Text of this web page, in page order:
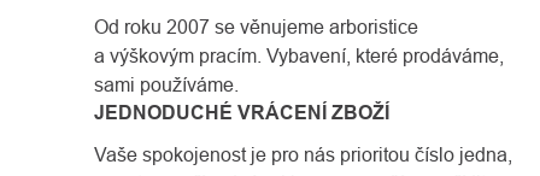
Od roku 2007 se věnujeme arboristice
a výškovým pracím. Vybavení, které prodáváme,
sami používáme.
JEDNODUCHÉ VRÁCENÍ ZBOŽÍ
Vaše spokojenost je pro nás prioritou číslo jedna,